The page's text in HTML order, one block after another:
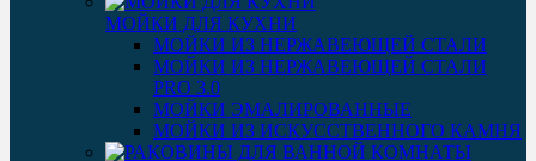
МОЙКИ ДЛЯ КУХНИ
МОЙКИ ИЗ НЕРЖАВЕЮЩЕЙ СТАЛИ
МОЙКИ ИЗ НЕРЖАВЕЮЩЕЙ СТАЛИ
PRO 3.0
МОЙКИ ЭМАЛИРОВАННЫЕ
МОЙКИ ИЗ ИСКУССТВЕННОГО КАМНЯ